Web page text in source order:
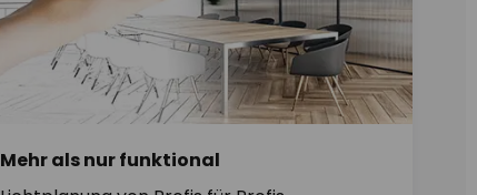
Mehr als nur funktional